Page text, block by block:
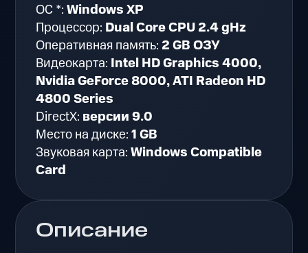
Описание
ОС *:Windows XP
Процессор: Dual Core CPU 2.4 gHz
Оперативная память: 2 GB ОЗУ
Видеокарта: Intel HD Graphics 4000,
Nvidia GeForce 8000, ATI Radeon HD
4800 Series
DirectX: версии 9.0
Место на диске:1 GB
Звуковая карта:Windows Compatible
Card